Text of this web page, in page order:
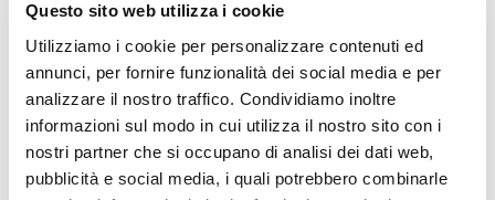
Questo sito web utilizza i cookie
Utilizziamo i cookie per personalizzare contenuti ed
annunci, per fornire funzionalità dei social media e per
analizzare il nostro traffico. Condividiamo inoltre
informazioni sul modo in cui utilizza il nostro sito con i
nostri partner che si occupano di analisi dei dati web,
pubblicità e social media, i quali potrebbero combinarle
da camera
premi e fra le più autorevoli a livello mondiale
nell’esecuzione del repertorio del Seicento e del
Settecento, al suo debutto al Giovanni da Udine. Nel ruolo
di direttore e concertatore potremo apprezzareEnrico
Casazza, accreditato interprete della musica antica a
livello internazionale, acclamato al Festival di Salisburgo